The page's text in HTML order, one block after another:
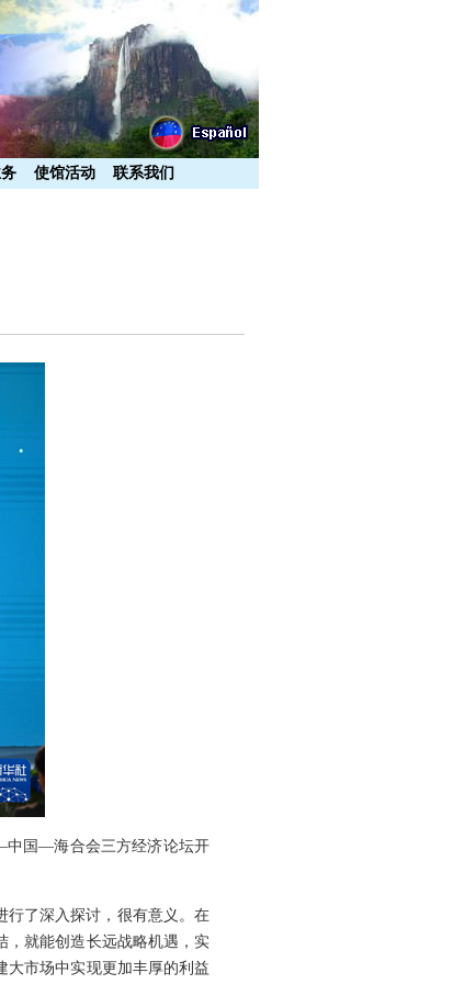
使馆活动 联系我们
中国—海合会三方经济论坛开
了深入探讨，很有意义。在
，就能创造长远战略机遇，实
大市场中实现更加丰厚的利益